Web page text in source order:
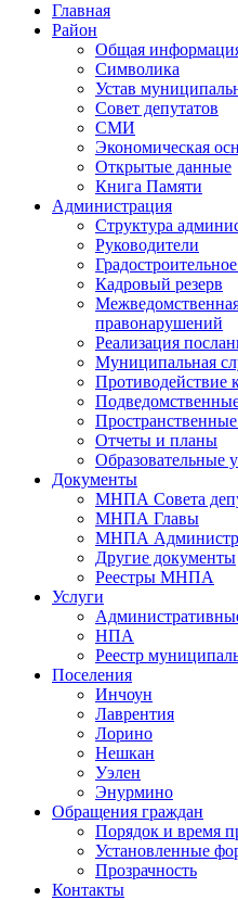
Главная
Район
Общая
Символика
Устав
Совет депутатов
СМИ
Экономическая
Открытые данные
Книга Памяти
Администрация
Структура
Руководители
Кадровый резерв
правонарушений
Реализация
Муниципальная
Противодействие
Отчеты и планы
Образовательные
Документы
МНПА Совета
МНПА Главы
МНПА
Другие документы
Реестры МНПА
Услуги
НПА
Реестр
Поселения
Инчоун
Лаврентия
Лорино
Нешкан
Уэлен
Энурмино
Обращения граждан
Порядок и время
Установленные
Прозрачность
Контакты